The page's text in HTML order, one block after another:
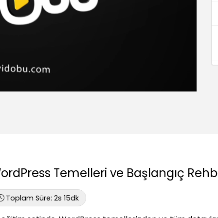
Temelleri ve Başlangıç
Toplam Süre: 2s 15dk